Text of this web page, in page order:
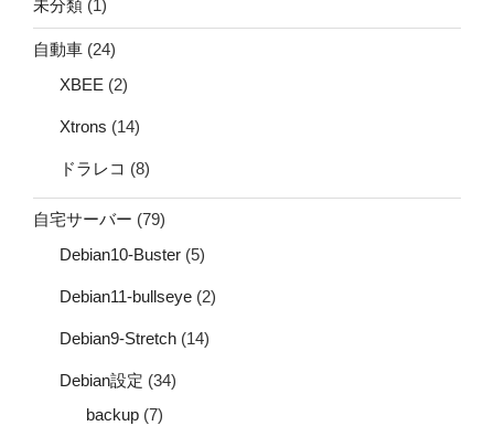
未分類 (1)
自動車 (24)
XBEE (2)
Xtrons (14)
ドラレコ (8)
自宅サーバー (79)
Debian10-Buster (5)
Debian11-bullseye (2)
Debian9-Stretch (14)
Debian設定 (34)
backup (7)